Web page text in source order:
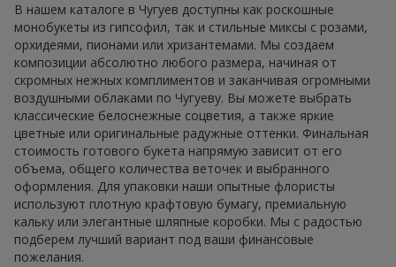
В нашем каталоге в Чугуев доступны как роскошные
монобукеты из гипсофил, так и стильные миксы с розами,
орхидеями, пионами или хризантемами. Мы создаем
композиции абсолютно любого размера, начиная от
скромных нежных комплиментов и заканчивая огромными
воздушными облаками по Чугуеву. Вы можете выбрать
классические белоснежные соцветия, а также яркие
цветные или оригинальные радужные оттенки. Финальная
стоимость готового букета напрямую зависит от его
объема, общего количества веточек и выбранного
оформления. Для упаковки наши опытные флористы
используют плотную крафтовую бумагу, премиальную
кальку или элегантные шляпные коробки. Мы с радостью
подберем лучший вариант под ваши финансовые
пожелания.